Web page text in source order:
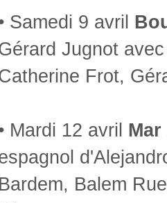
Samedi 9 avril
Jugnot
Frot,
Mardi 12 avril
Bardem, Balem